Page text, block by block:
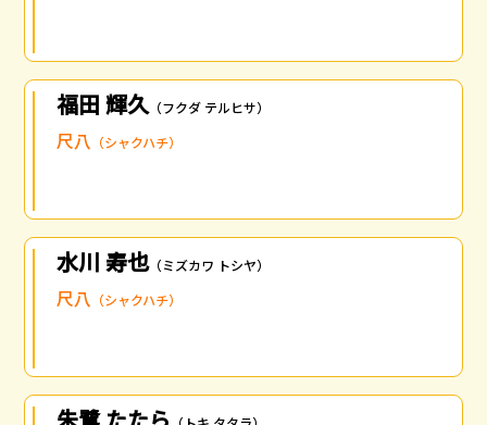
福田 輝久 （フクダ テルヒサ）
尺八 （シャクハチ）
水川 寿也（ミズカワ トシヤ）
尺八 （シャクハチ）